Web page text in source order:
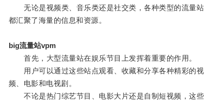
无论是视频类、音乐类还是社交类，各种类型的流量站
都汇聚了海量的信息和资源。
big流量站vpm
首先，大型流量站在娱乐节目上发挥着重要的作用。
用户可以通过这些站点观看、收藏和分享各种精彩的视
频、电影和电视剧。
不论是热门综艺节目、电影大片还是自制短视频，这些